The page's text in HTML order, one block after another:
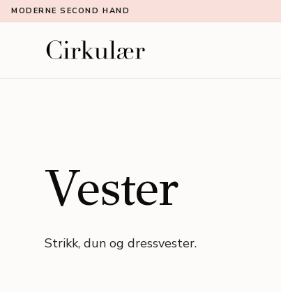
MODERNE SECOND HAND
Vester
Strikk, dun og dressvester.